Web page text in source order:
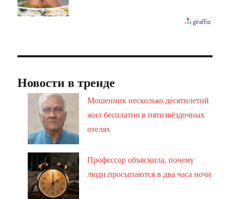
Новости в тренде
Мошенник несколько десятилетий
жил бесплатно в пятизвёздочных
отелях
Профессор объяснила, почему
люди просыпаются в два часа ночи